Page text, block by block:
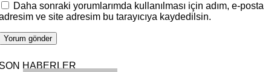
Daha sonraki yorumlarımda kullanılması için adım, e-posta
ve site adresim bu tarayıcıya kaydedilsin.
HABERLER